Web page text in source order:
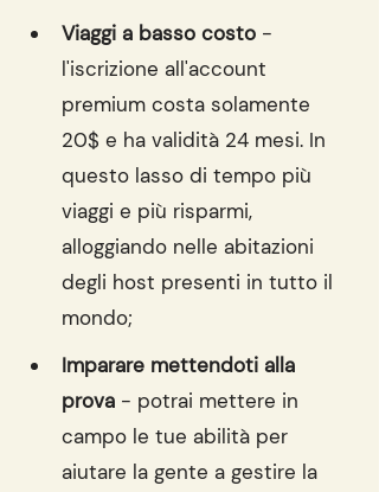
Viaggi a basso costo -
l'iscrizione all'account
premium costa solamente
20$ e ha validità 24 mesi. In
questo lasso di tempo più
viaggi e più risparmi,
alloggiando nelle abitazioni
degli host presenti in tutto il
mondo;
Imparare mettendoti alla
prova - potrai mettere in
campo le tue abilità per
aiutare la gente a gestire la